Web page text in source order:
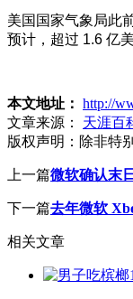
美国国家气象局此
预计，超过 1.6 亿
本文地址： http://
文章来源：
天涯百
版权声明： 除非特
上一篇微软确认末
下一篇去年微软
相关文章